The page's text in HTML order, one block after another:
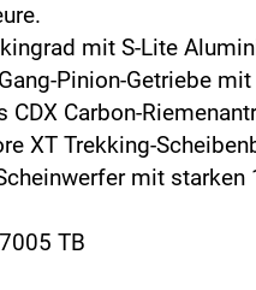
mit S-Lite
Pinion-Getriebe
CDX Carbon-
XT Trekking-
mit starken
TB